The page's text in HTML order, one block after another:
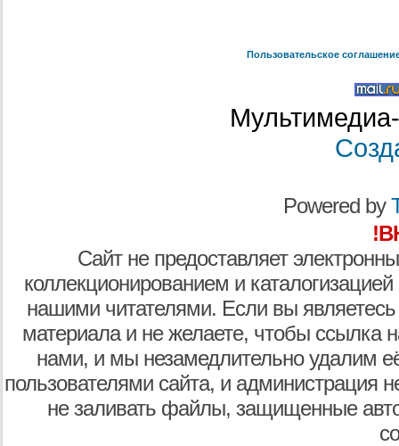
Пользовательское
Powered by
Сайт не предоставляет
коллекционированием и
нашими читателями. Если вы являетесь
материала и не желаете, чтобы ссылка
нами, и мы незамедлительно удалим
пользователями сайта, и администрация
не заливать файлы, защищенные